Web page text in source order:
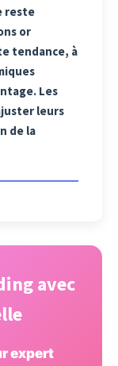
reste
or
tendance, à
Les
leurs
de la
avec
expert